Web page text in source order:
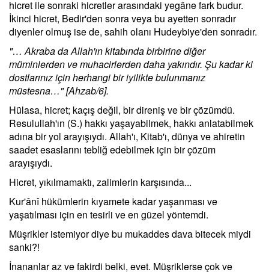
hicret ile sonraki hicretler arasındaki yegâne fark budur.
İkinci hicret, Bedir'den sonra veya bu ayetten sonradır
diyenler olmuş ise de, sahih olanı Hudeybiye'den sonradır.
"… Akraba da Allah'ın kitabında birbirine diğer
müminlerden ve muhacirlerden daha yakındır. Şu kadar ki
dostlarınız için herhangi bir iyilikte bulunmanız
müstesna…" [Ahzab/6].
Hülasa, hicret; kaçış değil, bir direniş ve bir çözümdü.
Resulullah'ın (S.) hakkı yaşayabilmek, hakkı anlatabilmek
adına bir yol arayışıydı. Allah'ı, Kitab'ı, dünya ve ahiretin
saadet esaslarını tebliğ edebilmek için bir çözüm
arayışıydı.
Hicret, yıkılmamaktı, zalimlerin karşısında...
Kur'ânî hükümlerin kıyamete kadar yaşanması ve
yaşatılması için en tesirli ve en güzel yöntemdi.
Müşrikler istemiyor diye bu mukaddes dava bitecek miydi
sanki?!
İnananlar az ve fakirdi belki, evet. Müşriklerse çok ve